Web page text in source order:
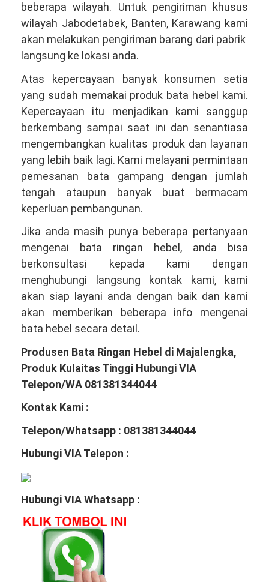
beberapa wilayah. Untuk pengiriman khusus
wilayah Jabodetabek, Banten, Karawang kami
akan melakukan pengiriman barang dari pabrik
langsung ke lokasi anda.
Atas kepercayaan banyak konsumen setia
yang sudah memakai produk bata hebel kami.
Kepercayaan itu menjadikan kami sanggup
berkembang sampai saat ini dan senantiasa
mengembangkan kualitas produk dan layanan
yang lebih baik lagi. Kami melayani permintaan
pemesanan bata gampang dengan jumlah
tengah ataupun banyak buat bermacam
keperluan pembangunan.
Jika anda masih punya beberapa pertanyaan
mengenai bata ringan hebel, anda bisa
berkonsultasi kepada kami dengan
menghubungi langsung kontak kami, kami
akan siap layani anda dengan baik dan kami
akan memberikan beberapa info mengenai
bata hebel secara detail.
Produsen Bata Ringan Hebel di Majalengka,
Produk Kulaitas Tinggi Hubungi VIA
Telepon/WA 081381344044
Kontak Kami :
Telepon/Whatsapp : 081381344044
Hubungi VIA Telepon :
Hubungi VIA Whatsapp :